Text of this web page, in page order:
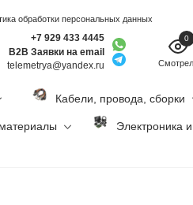
обработки персональных данных
+7 929 433 4445
B2B Заявки на email
telemetrya@yandex.ru
0
Кабели, провода, сборки
Электроника